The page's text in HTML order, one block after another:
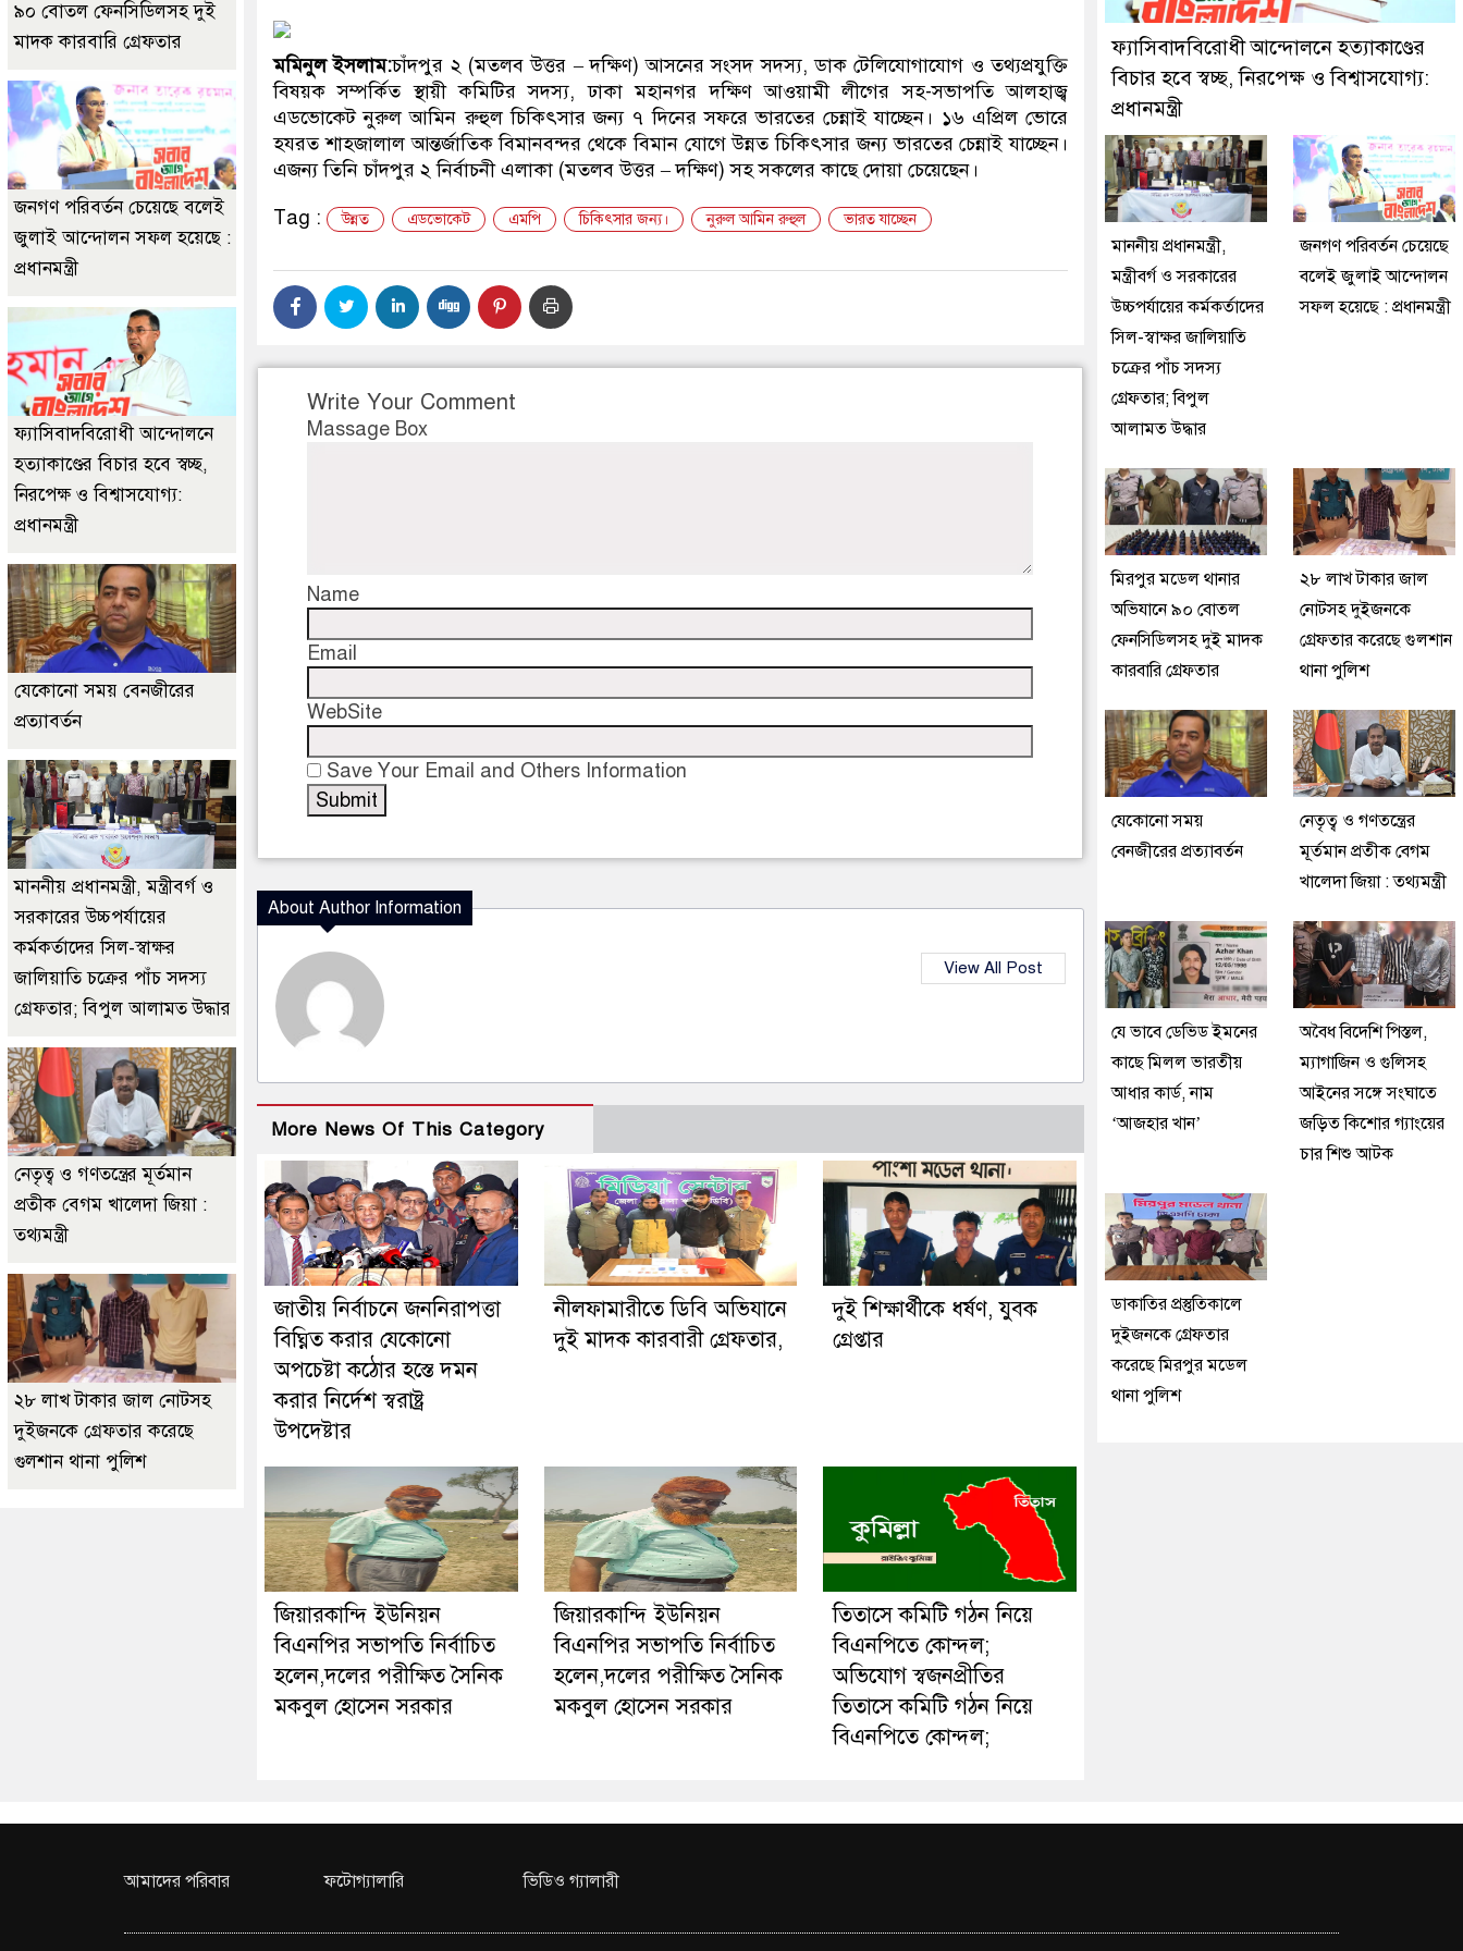
ডাকাতির প্রস্তুতিকালে দুইজনকে গ্রেফতার করেছে মিরপুর মডেল থানা পুলিশ
মমিনুল ইসলাম:চাঁদপুর ২ (মতলব উত্তর – দক্ষিণ) আসনের সংসদ সদস্য, ডাক টেলিযোগাযোগ ও তথ্যপ্রযুক্তি
বিষয়ক সম্পর্কিত স্থায়ী কমিটির সদস্য, ঢাকা মহানগর দক্ষিণ আওয়ামী লীগের সহ-সভাপতি আলহাজ্ব
এডভোকেট নুরুল আমিন রুহুল চিকিৎসার জন্য ৭ দিনের সফরে ভারতের চেন্নাই যাচ্ছেন। ১৬ এপ্রিল ভোরে
হযরত শাহজালাল আন্তর্জাতিক বিমানবন্দর থেকে বিমান যোগে উন্নত চিকিৎসার জন্য ভারতের চেন্নাই যাচ্ছেন।
এজন্য তিনি চাঁদপুর ২ নির্বাচনী এলাকা (মতলব উত্তর – দক্ষিণ) সহ সকলের কাছে দোয়া চেয়েছেন।
Tag :
উন্নত এডভোকেট এমপি চিকিৎসার জন্য। নুরুল আমিন রুহুল ভারত যাচ্ছেন
Write Your Comment
Massage Box
Name
Email
WebSite
Save Your Email and Others Information
About Author Information
View All Post
More News Of This Category
জাতীয় নির্বাচনে জননিরাপত্তা
বিঘ্নিত করার যেকোনো
অপচেষ্টা কঠোর হস্তে দমন
করার নির্দেশ স্বরাষ্ট্র
উপদেষ্টার
নীলফামারীতে ডিবি অভিযানে
দুই মাদক কারবারী গ্রেফতার,
দুই শিক্ষার্থীকে ধর্ষণ, যুবক
গ্রেপ্তার
জিয়ারকান্দি ইউনিয়ন
বিএনপির সভাপতি নির্বাচিত
হলেন,দলের পরীক্ষিত সৈনিক
মকবুল হোসেন সরকার
জিয়ারকান্দি ইউনিয়ন
বিএনপির সভাপতি নির্বাচিত
হলেন,দলের পরীক্ষিত সৈনিক
মকবুল হোসেন সরকার
তিতাসে কমিটি গঠন নিয়ে
বিএনপিতে কোন্দল;
অভিযোগ স্বজনপ্রীতির
তিতাসে কমিটি গঠন নিয়ে
বিএনপিতে কোন্দল;
৯০ বোতল ফেনসিডিলসহ দুই
মাদক কারবারি গ্রেফতার
জনগণ পরিবর্তন চেয়েছে বলেই
জুলাই আন্দোলন সফল হয়েছে :
প্রধানমন্ত্রী
ফ্যাসিবাদবিরোধী আন্দোলনে
হত্যাকাণ্ডের বিচার হবে স্বচ্ছ,
নিরপেক্ষ ও বিশ্বাসযোগ্য:
প্রধানমন্ত্রী
যেকোনো সময় বেনজীরের
প্রত্যাবর্তন
মাননীয় প্রধানমন্ত্রী, মন্ত্রীবর্গ ও
সরকারের উচ্চপর্যায়ের
কর্মকর্তাদের সিল-স্বাক্ষর
জালিয়াতি চক্রের পাঁচ সদস্য
গ্রেফতার; বিপুল আলামত উদ্ধার
নেতৃত্ব ও গণতন্ত্রের মূর্তমান
প্রতীক বেগম খালেদা জিয়া :
তথ্যমন্ত্রী
২৮ লাখ টাকার জাল নোটসহ
দুইজনকে গ্রেফতার করেছে
গুলশান থানা পুলিশ
ফ্যাসিবাদবিরোধী আন্দোলনে হত্যাকাণ্ডের
বিচার হবে স্বচ্ছ, নিরপেক্ষ ও বিশ্বাসযোগ্য:
প্রধানমন্ত্রী
মাননীয় প্রধানমন্ত্রী,
মন্ত্রীবর্গ ও সরকারের
উচ্চপর্যায়ের কর্মকর্তাদের
সিল-স্বাক্ষর জালিয়াতি
চক্রের পাঁচ সদস্য
গ্রেফতার; বিপুল
আলামত উদ্ধার
জনগণ পরিবর্তন চেয়েছে
বলেই জুলাই আন্দোলন
সফল হয়েছে : প্রধানমন্ত্রী
মিরপুর মডেল থানার
অভিযানে ৯০ বোতল
ফেনসিডিলসহ দুই মাদক
কারবারি গ্রেফতার
২৮ লাখ টাকার জাল
নোটসহ দুইজনকে
গ্রেফতার করেছে গুলশান
থানা পুলিশ
যেকোনো সময়
বেনজীরের প্রত্যাবর্তন
নেতৃত্ব ও গণতন্ত্রের
মূর্তমান প্রতীক বেগম
খালেদা জিয়া : তথ্যমন্ত্রী
যে ভাবে ডেভিড ইমনের
কাছে মিলল ভারতীয়
আধার কার্ড, নাম
‘আজহার খান’
অবৈধ বিদেশি পিস্তল,
ম্যাগাজিন ও গুলিসহ
আইনের সঙ্গে সংঘাতে
জড়িত কিশোর গ্যাংয়ের
চার শিশু আটক
ডাকাতির প্রস্তুতিকালে
দুইজনকে গ্রেফতার
করেছে মিরপুর মডেল
থানা পুলিশ
আমাদের পরিবার ফটোগ্যালারি ভিডিও গ্যালারী